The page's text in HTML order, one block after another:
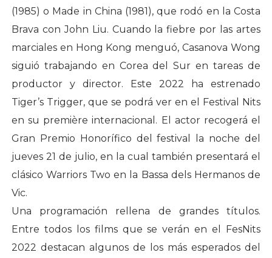
(1985) o Made in China (1981), que rodó en la Costa
Brava con John Liu. Cuando la fiebre por las artes
marciales en Hong Kong menguó, Casanova Wong
siguió trabajando en Corea del Sur en tareas de
productor y director. Este 2022 ha estrenado
Tiger’s Trigger, que se podrá ver en el Festival Nits
en su première internacional. El actor recogerá el
Gran Premio Honorífico del festival la noche del
jueves 21 de julio, en la cual también presentará el
clásico Warriors Two en la Bassa dels Hermanos de
Vic.
Una programación rellena de grandes títulos.
Entre todos los films que se verán en el FesNits
2022 destacan algunos de los más esperados del